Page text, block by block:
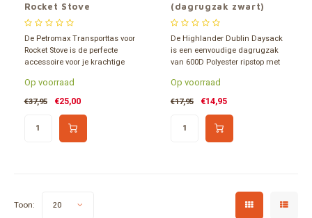
Rocket Stove
De Petromax Transporttas voor
Rocket Stove is de perfecte
accessoire voor je krachtige
Rocket Stove in tip-top conditie.
Op voorraad
€37,95 €25,00
(dagrugzak zwart)
De Highlander Dublin Daysack
is een eenvoudige dagrugzak
van 600D Polyester ripstop met
15 liter. Ideaal voor noodpakket,
korte wandeling, school of werk.
Op voorraad
€17,95 €14,95
Toon: 20